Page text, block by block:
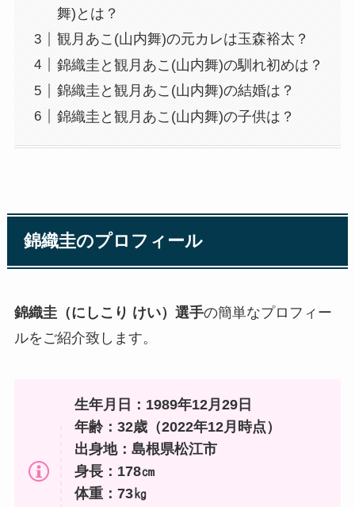
舞)とは？
観月あこ(山内舞)の元カレは玉森裕太？
錦織圭と観月あこ(山内舞)の馴れ初めは？
錦織圭と観月あこ(山内舞)の結婚は？
錦織圭と観月あこ(山内舞)の子供は？
錦織圭のプロフィール
錦織圭（にしこり けい）選手の簡単なプロフィー
ルをご紹介致します。
生年月日：1989年12月29日
年齢：32歳（2022年12月時点）
出身地：島根県松江市
身長：178㎝
体重：73㎏